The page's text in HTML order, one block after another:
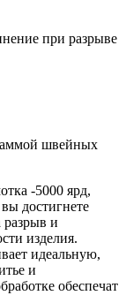
при разрыве
швейных
-5000 ярд,
достигнете
разрыв и
изделия.
идеальную,
и
обеспечат